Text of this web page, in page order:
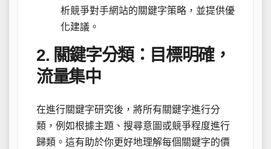
析競爭對手網站的關鍵字策略，並提供優
化建議。
2. 關鍵字分類：目標明確，
流量集中
在進行關鍵字研究後，將所有關鍵字進行分
類，例如根據主題、搜尋意圖或競爭程度進行
歸類。這有助於你更好地理解每個關鍵字的價